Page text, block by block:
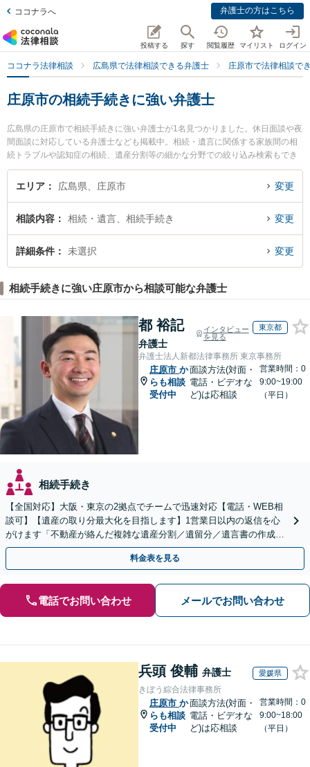
ココナラへ 弁護士の方はこちら
投稿する 探す 閲覧履歴 マイリスト ログイン
ココナラ法律相談 広島県で法律相談できる弁護士 庄原市で法律相談で
庄原市の相続手続きに強い弁護士
広島県の庄原市で相続手続きに強い弁護士が1名見つかりました。休日面談や夜
間面談に対応している弁護士なども掲載中。相続・遺言に関係する家族間の相
続トラブルや認知症の相続、遺産分割等の細かな分野での絞り込み検索もでき
便利です。特に三浦益隆法律事務所の三浦 益隆弁護士のプロフィール情報や弁
護士費用、強みなどが注目されています。『庄原市で土日や夜間に発生した相
法律相談できる庄原市内の弁護士に相談予約したい』などでお困りの相談者さ
んにおすすめです。
エリア 広島県、庄原市 変更
相談内容 相続・遺言、相続手続き 変更
詳細条件 未選択 変更
相続手続きに強い庄原市から相談可能な弁護士
都 裕記
弁護士
インタビュー
を見る
東京都
弁護士法人新都法律事務所 東京事務所
庄原市 か
らも相談
受付中
面談方法(対面・
電話・ビデオな
ど)は応相談
営業時間：0
9:00~19:00
（平日）
相続手続き
【全国対応】大阪・東京の2拠点でチームで迅速対応【電話・WEB相
談可】【遺産の取り分最大化を目指します】1営業日以内の返信を心
がけます「不動産が絡んだ複雑な遺産分割／遺留分／遺言書の作成・
執行／事業承継など、お任せください」【休日相談あり】
料金表を見る
電話でお問い合わせ メールでお問い合わせ
兵頭 俊輔 弁護士 愛媛県
きぼう綜合法律事務所
庄原市 か
らも相談
受付中
面談方法(対面・
電話・ビデオな
ど)は応相談
営業時間：0
9:00~18:00
（平日）